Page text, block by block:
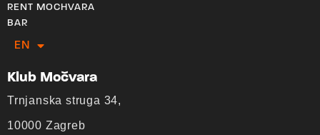
RENT MOCHVARA
BAR
EN
HR
Klub Močvara
Trnjanska struga 34,
10000 Zagreb